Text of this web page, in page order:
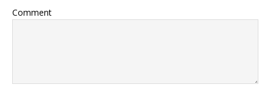
Comment